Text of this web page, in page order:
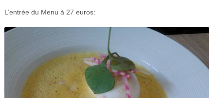
L’entrée du Menu à 27 euros: